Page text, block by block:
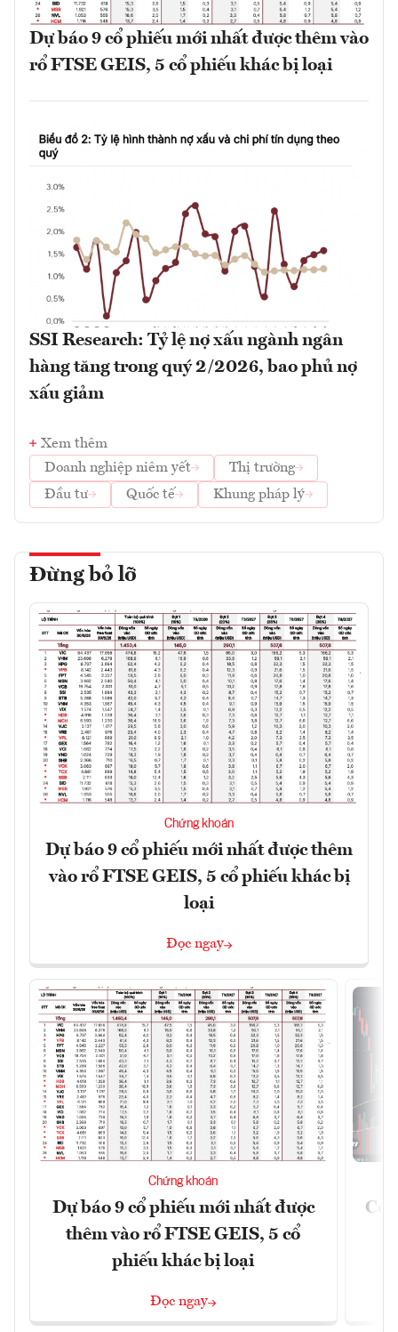
Dự báo 9 cổ phiếu mới nhất được thêm vào
rổ FTSE GEIS, 5 cổ phiếu khác bị loại
SSI Research: Tỷ lệ nợ xấu ngành ngân
hàng tăng trong quý 2/2026, bao phủ nợ
xấu giảm
Xem thêm
Doanh nghiệp niêm yết
Thị trường
Đầu tư
Quốc tế Khung pháp lý
Đừng bỏ lỡ
Chứng khoán
Dự báo 9 cổ phiếu mới nhất được thêm
vào rổ FTSE GEIS, 5 cổ phiếu khác bị
loại
Đọc ngay
Chứng khoán
Dự báo 9 cổ phiếu mới nhất được
thêm vào rổ FTSE GEIS, 5 cổ
phiếu khác bị loại
Đọc ngay
Có